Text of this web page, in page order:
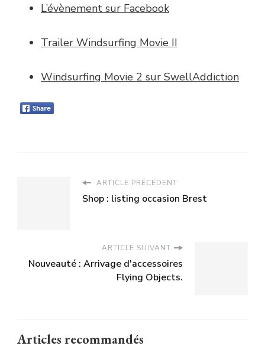
L’évènement sur Facebook
Trailer Windsurfing Movie II
Windsurfing Movie 2 sur SwellAddiction
ARTICLE PRÉCÉDENT
Shop : listing occasion Brest
ARTICLE SUIVANT
Nouveauté : Arrivage d'accessoires
Flying Objects.
Articles recommandés